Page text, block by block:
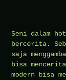
Seni dalam
bercerita.
saja
bisa
modern bisa